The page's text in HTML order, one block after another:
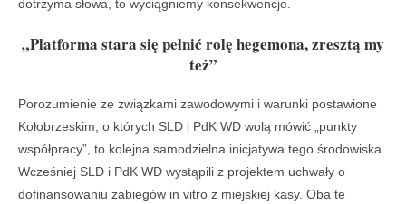
dotrzyma słowa, to wyciągniemy konsekwencje.
„Platforma stara się pełnić rolę hegemona, zresztą my
też”
Porozumienie ze związkami zawodowymi i warunki postawione
Kołobrzeskim, o których SLD i PdK WD wolą mówić „punkty
współpracy”, to kolejna samodzielna inicjatywa tego środowiska.
Wcześniej SLD i PdK WD wystąpili z projektem uchwały o
dofinansowaniu zabiegów in vitro z miejskiej kasy. Oba te